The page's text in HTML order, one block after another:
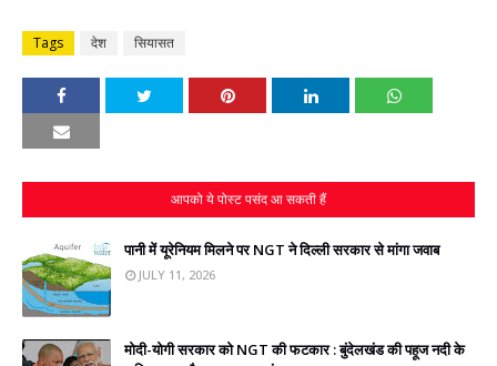
Tags देश सियासत
आपको ये पोस्ट पसंद आ सकती हैं
पानी में यूरेनियम मिलने पर NGT ने दिल्ली सरकार से मांगा जवाब
JULY 11, 2026
मोदी-योगी सरकार को NGT की फटकार : बुंदेलखंड की पहूज नदी के